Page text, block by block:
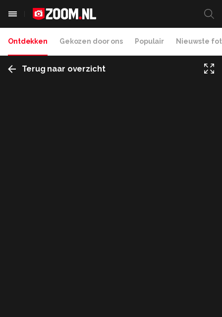
Ontdekken Gekozen door ons Populair Nieuwste
Terug naar overzicht